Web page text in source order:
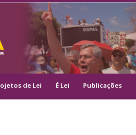
de Lei É Lei Publicações